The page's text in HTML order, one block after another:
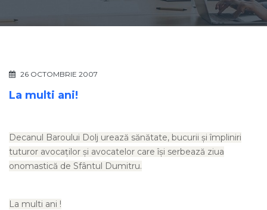
26 OCTOMBRIE 2007
La multi ani!
Decanul Baroului Dolj urează sănătate, bucurii şi împliniri
tuturor avocaţilor şi avocatelor care îşi serbează ziua
onomastică de Sfântul Dumitru.
La multi ani !